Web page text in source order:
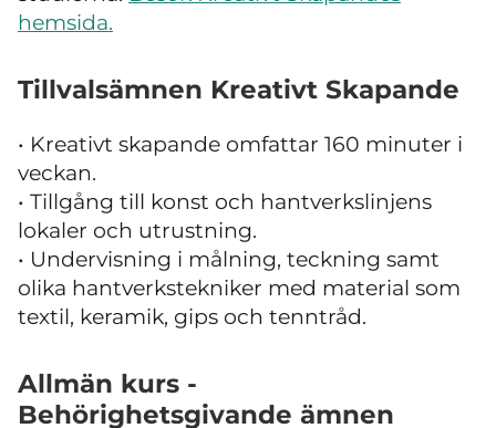
hemsida.
Tillvalsämnen Kreativt Skapande
• Kreativt skapande omfattar 160 minuter i
veckan.
• Tillgång till konst och hantverkslinjens
lokaler och utrustning.
• Undervisning i målning, teckning samt
olika hantverkstekniker med material som
textil, keramik, gips och tenntråd.
Allmän kurs -
Behörighetsgivande ämnen